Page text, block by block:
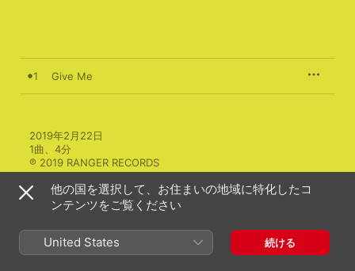
1 Give Me
2019年2月22日
1曲、4分
℗ 2019 RANGER RECORDS
JE4CEのその他の作品
他の国を選択して、お住まいの地域に特化したコ
ンテンツをご覧ください
United States 続ける